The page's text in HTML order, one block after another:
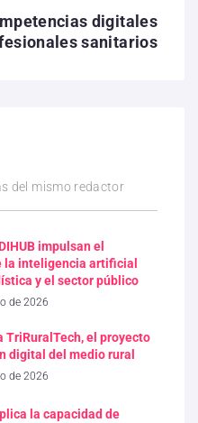
digitales
sanitarios
del mismo redactor
impulsan el
la inteligencia artificial
y el sector público
de 2026
TriRuralTech, el proyecto
digital del medio rural
de 2026
la capacidad de